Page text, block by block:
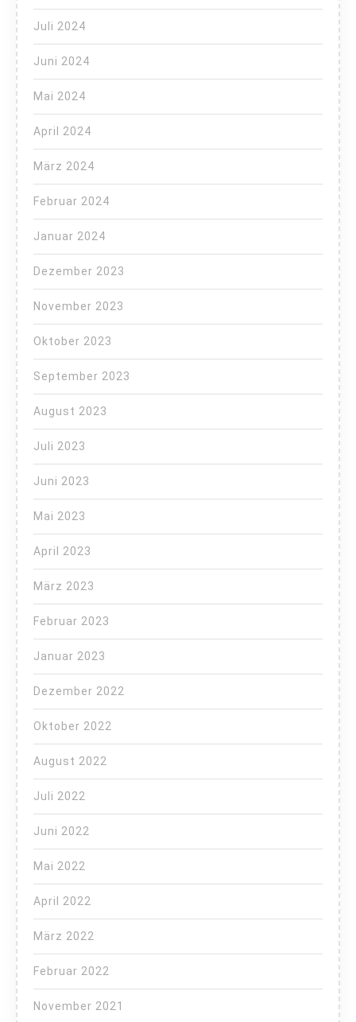
Juli 2024
Juni 2024
Mai 2024
April 2024
März 2024
Februar 2024
Januar 2024
Dezember 2023
November 2023
Oktober 2023
September 2023
August 2023
Juli 2023
Juni 2023
Mai 2023
April 2023
März 2023
Februar 2023
Januar 2023
Dezember 2022
Oktober 2022
August 2022
Juli 2022
Juni 2022
Mai 2022
April 2022
März 2022
Februar 2022
November 2021